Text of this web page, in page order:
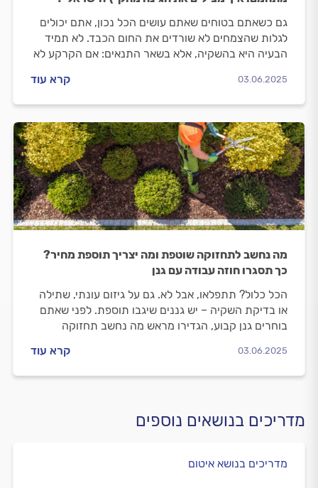
גם כשאתם בטוחים שאתם עושים הכל נכון, אתם יכולים
לגלות שהצמחים לא שורדים את החום הכבד. לא תמיד
הבעיה היא בהשקיה, אלא בשאר התנאים: אם הקרקע לא
לא נכון, כל ההשקעה בגינה יכולה לרדת לטמיון
03.06.2025 קרא עוד
מה נחשב לתחזוקה שוטפת ומה יצריך תוספת מחיר?
כך תסגרו חוזה עבודה עם גנן
הכל כלול? תתפלאו, אבל לא. גם על גיזום עונתי, שתילה
או בדיקת השקיה – יש גננים שיגבו תוספת. לפני שאתם
בוחרים גנן קבוע, הגדירו מראש מה נחשב תחזוקה
שימנע הפתעות במחיר
03.06.2025 קרא עוד
מדריכים בנושאים נוספים
מדריכים בנושא איטום